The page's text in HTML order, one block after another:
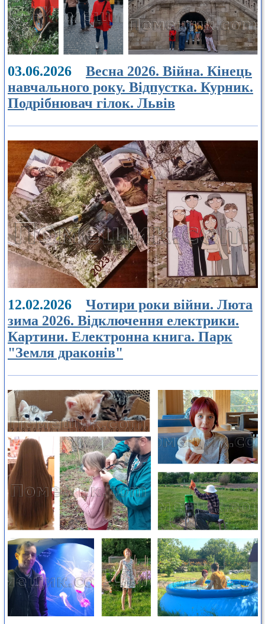
03.06.2026 Весна 2026. Війна. Кінець
навчального року. Відпустка. Курник.
Подрібнювач гілок. Львів
12.02.2026 Чотири роки війни. Люта
зима 2026. Відключення електрики.
Картини. Електронна книга. Парк
"Земля драконів"